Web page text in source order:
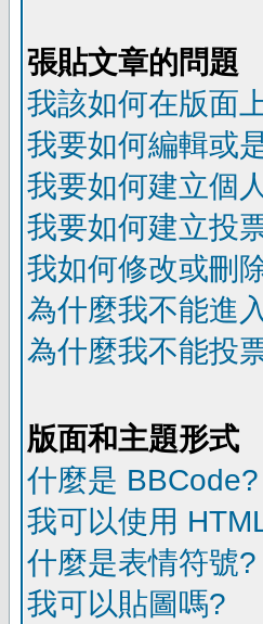
張貼文章的問題
我該如何在版面
我要如何編輯或
我要如何建立個
我要如何建立投
我如何修改或刪
為什麼我不能進
為什麼我不能投
版面和主題形式
什麼是 BBCode?
我可以使用
什麼是表情符號?
我可以貼圖嗎?